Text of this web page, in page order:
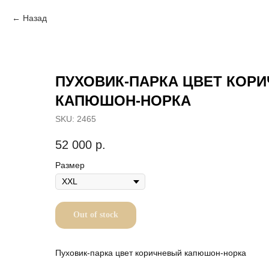
Назад
ПУХОВИК-ПАРКА ЦВЕТ
КАПЮШОН-НОРКА
SKU: 2465
52 000 р.
Размер
Out of stock
Пуховик-парка цвет коричневый капюшон-норка